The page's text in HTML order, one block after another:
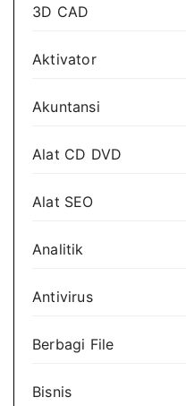
3D CAD
Aktivator
Akuntansi
Alat CD DVD
Alat SEO
Analitik
Antivirus
Berbagi File
Bisnis